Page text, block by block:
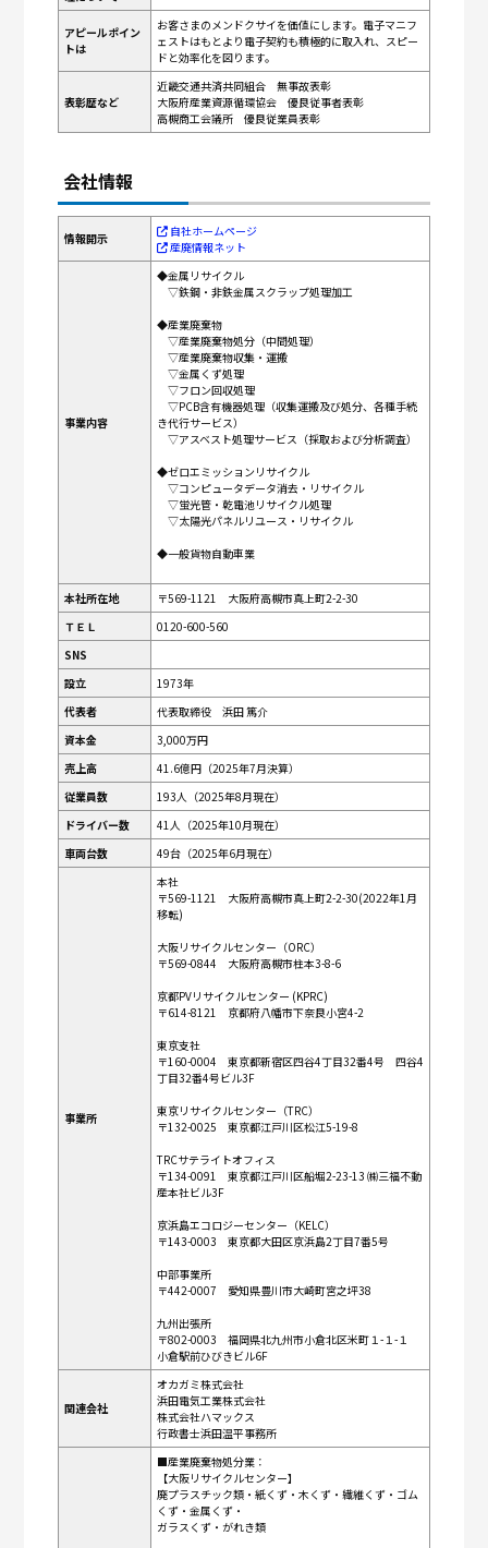
アピールポイン
トは
お客さまのメンドクサイを価値にします。電子マニフ
ェストはもとより電子契約も積極的に取入れ、スピー
ドと効率化を図ります。
表彰歴など
近畿交通共済共同組合 無事故表彰
大阪府産業資源循環協会 優良従事者表彰
高槻商工会議所 優良従業員表彰
会社情報
情報開示
自社ホームページ
産廃情報ネット
事業内容
◆金属リサイクル
▽鉄鋼・非鉄金属スクラップ処理加工
◆産業廃棄物
▽産業廃棄物処分（中間処理）
▽産業廃棄物収集・運搬
▽金属くず処理
▽フロン回収処理
▽PCB含有機器処理（収集運搬及び処分、各種手続
き代行サービス）
▽アスベスト処理サービス（採取および分析調査）
◆ゼロエミッションリサイクル
▽コンピュータデータ消去・リサイクル
▽蛍光管・乾電池リサイクル処理
▽太陽光パネルリユース・リサイクル
◆一般貨物自動車業
本社所在地
〒569-1121 大阪府高槻市真上町2-2-30
ＴＥＬ
0120-600-560
SNS
設立
1973年
代表者
代表取締役 浜田 篤介
資本金
3,000万円
売上高
41.6億円（2025年7月決算）
従業員数
193人（2025年8月現在）
ドライバー数
41人（2025年10月現在）
車両台数
49台（2025年6月現在）
事業所
本社
〒569-1121 大阪府高槻市真上町2-2-30(2022年1月
移転)
大阪リサイクルセンター（ORC）
〒569-0844 大阪府高槻市柱本3-8-6
京都PVリサイクルセンター (KPRC)
〒614-8121 京都府八幡市下奈良小宮4-2
東京支社
〒160-0004 東京都新宿区四谷4丁目32番4号 四谷4
丁目32番4号ビル3F
東京リサイクルセンター（TRC）
〒132-0025 東京都江戸川区松江5-19-8
TRCサテライトオフィス
〒134-0091 東京都江戸川区船堀2-23-13 ㈱三福不動
産本社ビル3F
京浜島エコロジーセンター（KELC）
〒143-0003 東京都大田区京浜島2丁目7番5号
中部事業所
〒442-0007 愛知県豊川市大崎町宮之坪38
九州出張所
〒802-0003 福岡県北九州市小倉北区米町１-１-１
小倉駅前ひびきビル6F
関連会社
オカガミ株式会社
浜田電気工業株式会社
株式会社ハマックス
行政書士浜田温平事務所
■産業廃棄物処分業：
【大阪リサイクルセンター】
廃プラスチック類・紙くず・木くず・繊維くず・ゴム
くず・金属くず・
ガラスくず・がれき類